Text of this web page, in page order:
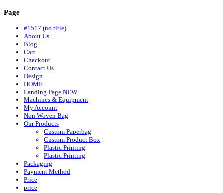
Page
#1517 (no title)
About Us
Blog
Cart
Checkout
Contact Us
Design
HOME
Landing Page NEW
Machines & Equipment
My Account
Non Woven Bag
Our Products
Custom Paperbag
Custom Product Box
Plastic Printing
Plastic Printing
Packaging
Payment Method
Price
price